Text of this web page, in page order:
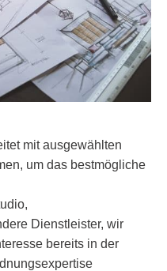
mit ausgewählten
um das bestmögliche
Dienstleister, wir
bereits in der